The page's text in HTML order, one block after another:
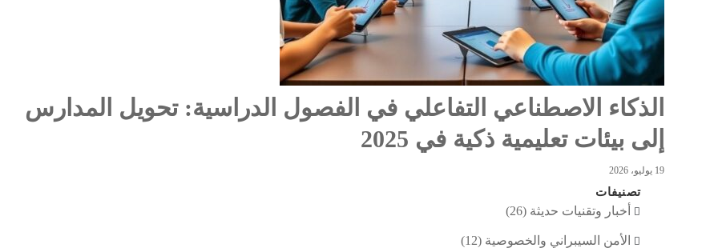
الذكاء الاصطناعي التفاعلي في الفصول الدراسية: تحويل المدارس
إلى بيئات تعليمية ذكية في 2025
19 يوليو، 2026
تصنيفات
أخبار وتقنيات حديثة (26)
الأمن السيبراني والخصوصية (12)